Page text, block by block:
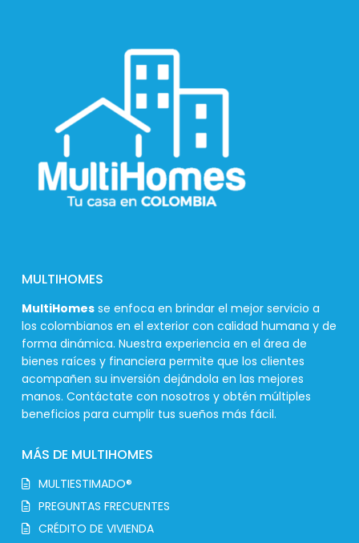
MULTIHOMES
MultiHomes se enfoca en brindar el mejor servicio a
los colombianos en el exterior con calidad humana y de
forma dinámica. Nuestra experiencia en el área de
bienes raíces y financiera permite que los clientes
acompañen su inversión dejándola en las mejores
manos. Contáctate con nosotros y obtén múltiples
beneficios para cumplir tus sueños más fácil.
MÁS DE MULTIHOMES
MULTIESTIMADO®
PREGUNTAS FRECUENTES
CRÉDITO DE VIVIENDA